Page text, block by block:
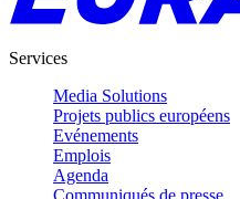
Services
Media Solutions
Projets publics européens
Evénements
Emplois
Agenda
Communiqués de presse